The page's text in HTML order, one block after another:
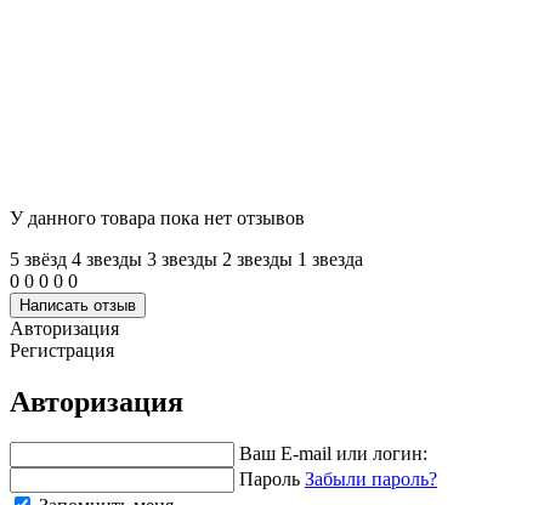
У данного товара пока нет отзывов
5 звёзд 4 звeзды 3 звeзды 2 звeзды 1 звeзда
0 0 0 0 0
Написать отзыв
Авторизация
Регистрация
Авторизация
Ваш E-mail или логин:
Пароль Забыли пароль?